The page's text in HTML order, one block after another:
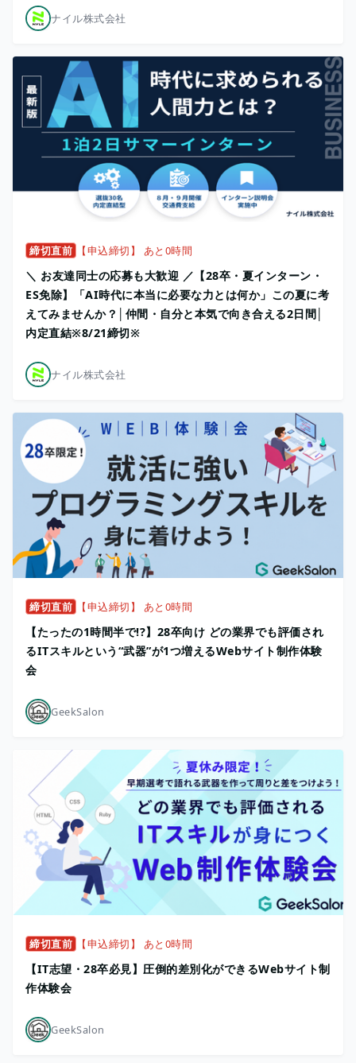
ナイル株式会社
締切直前 【申込締切】 あと0時間
＼ お友達同士の応募も大歓迎 ／【28卒・夏インターン・
ES免除】「AI時代に本当に必要な力とは何か」この夏に考
えてみませんか？│仲間・自分と本気で向き合える2日間│
内定直結※8/21締切※
ナイル株式会社
締切直前 【申込締切】 あと0時間
【たったの1時間半で!?】28卒向け どの業界でも評価され
るITスキルという“武器”が1つ増えるWebサイト制作体験
会
GeekSalon
締切直前 【申込締切】 あと0時間
【IT志望・28卒必見】圧倒的差別化ができるWebサイト制
作体験会
GeekSalon